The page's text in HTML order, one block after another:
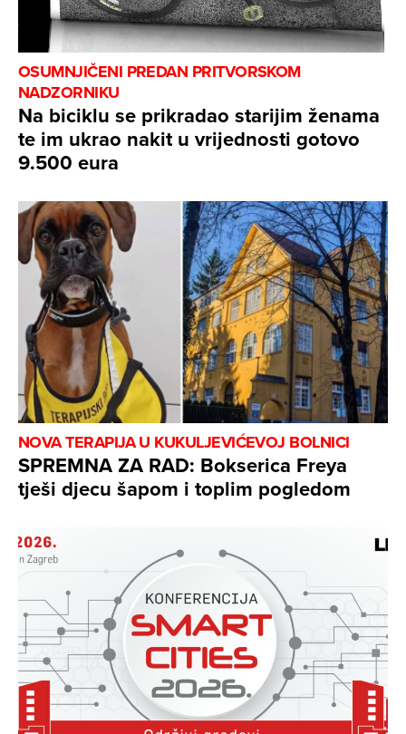
OSUMNJIČENI PREDAN PRITVORSKOM
NADZORNIKU
Na biciklu se prikradao starijim ženama
te im ukrao nakit u vrijednosti gotovo
9.500 eura
NOVA TERAPIJA U KUKULJEVIĆEVOJ BOLNICI
SPREMNA ZA RAD: Bokserica Freya
tješi djecu šapom i toplim pogledom